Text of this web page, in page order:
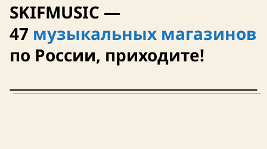
SKIFMUSIC —
47 музыкальных магазинов
по России, приходите!